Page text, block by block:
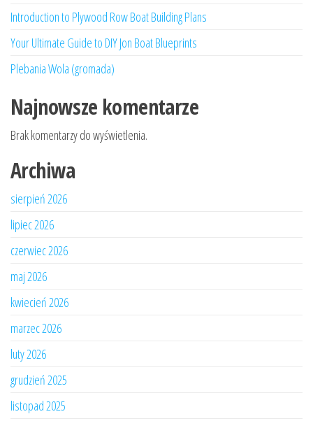
Introduction to Plywood Row Boat Building Plans
Your Ultimate Guide to DIY Jon Boat Blueprints
Plebania Wola (gromada)
Najnowsze komentarze
Brak komentarzy do wyświetlenia.
Archiwa
sierpień 2026
lipiec 2026
czerwiec 2026
maj 2026
kwiecień 2026
marzec 2026
luty 2026
grudzień 2025
listopad 2025